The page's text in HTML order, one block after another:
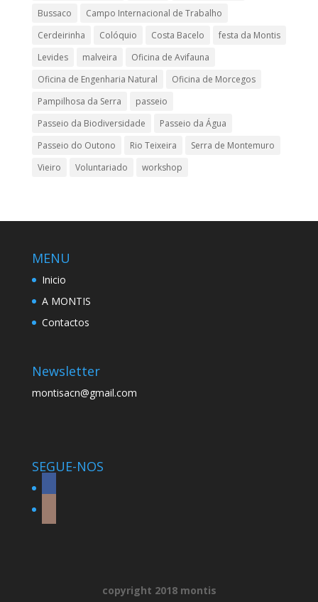
Bussaco
Campo Internacional de Trabalho
Cerdeirinha
Colóquio Costa Bacelo
festa da Montis
Levides
malveira
Oficina de Avifauna
Oficina de Engenharia Natural
Oficina de Morcegos
Pampilhosa da Serra
passeio
Passeio da Biodiversidade
Passeio da Água
Passeio do Outono
Rio Teixeira
Serra de Montemuro
Vieiro
Voluntariado workshop
MENU
Inicio
A MONTIS
Contactos
Newsletter
montisacn@gmail.com
SEGUE-NOS
copyright 2018 montis